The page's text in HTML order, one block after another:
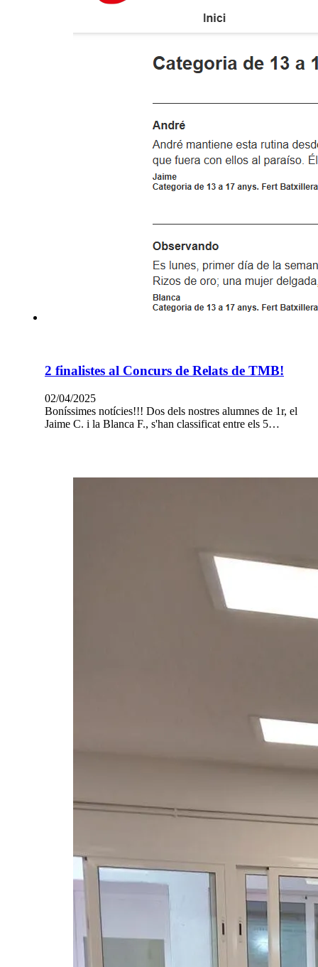
2 finalistes al Concurs de Relats de TMB!
02/04/2025
Boníssimes notícies!!! Dos dels nostres alumnes de 1r, el
Jaime C. i la Blanca F., s'han classificat entre els 5…